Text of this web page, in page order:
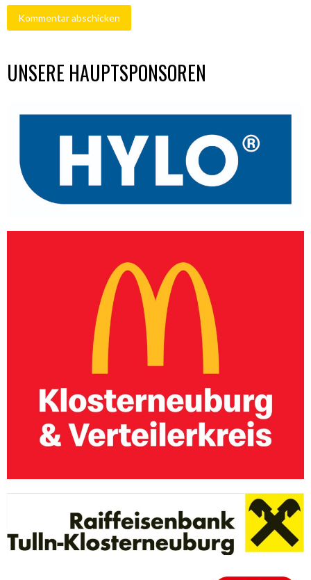
UNSERE HAUPTSPONSOREN